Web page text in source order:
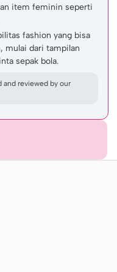
item feminin seperti
fashion yang bisa
mulai dari tampilan
sepak bola.
and reviewed by our